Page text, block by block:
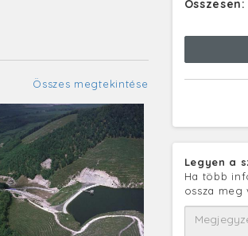
Összes megtekintése
Összesen:
Legyen a
Ha több
ossza meg